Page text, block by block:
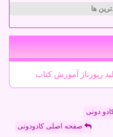
ها
رپورتاژ آموزش كتاب
دونی
صفحه اصلی کادودونی